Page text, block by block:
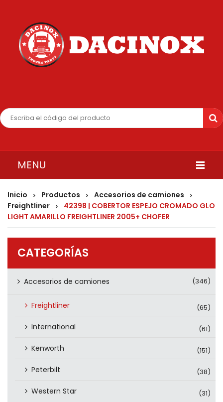
MENU
INICIO
QUIENES SOMOS
PRODUCTOS
CONTÁCTENOS
Inicio > Productos > Accesorios de camiones >
Freightliner >
42398 | COBERTOR ESPEJO CROMADO GLO
LIGHT AMARILLO FREIGHTLINER 2005+ CHOFER
CATEGORÍAS
Accesorios de camiones (346)
Freightliner (65)
International (61)
Kenworth (151)
Peterbilt (38)
Western Star (31)